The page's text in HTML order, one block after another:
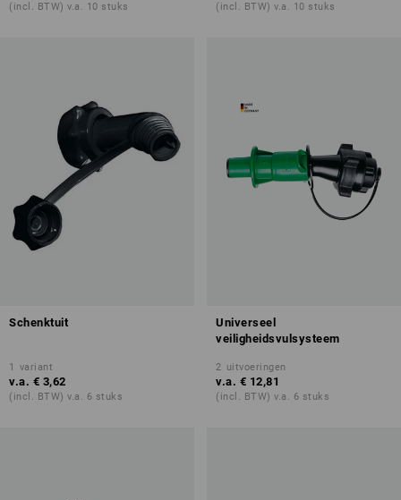
(incl. BTW) v.a. 10 stuks (incl. BTW) v.a. 10 stuks
Schenktuit
1 variant
v.a. € 3,62
(incl. BTW) v.a. 6 stuks
Universeel
veiligheidsvulsysteem
2 uitvoeringen
v.a. € 12,81
(incl. BTW) v.a. 6 stuks